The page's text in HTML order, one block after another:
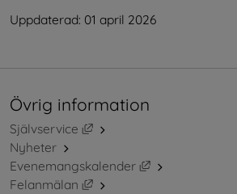
Uppdaterad: 01 april 2026
Övrig information
Självservice
Länk till annan
Nyheter
Evenemangskalender
Länk till annan
Felanmälan
Länk till annan